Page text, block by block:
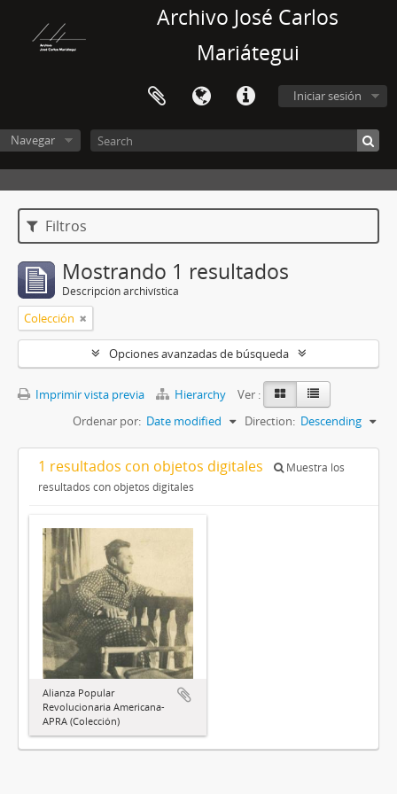
Archivo José Carlos
Mariátegui
Iniciar sesión
Navegar
Filtros
Mostrando 1 resultados
Descripción archivística
Colección
Opciones avanzadas de búsqueda
Imprimir vista previa Hierarchy
Ver :
Ordenar por: Date modified Direction: Descending
1 resultados con objetos digitales
Muestra los
resultados con objetos digitales
Alianza Popular
Revolucionaria Americana-
APRA (Colección)